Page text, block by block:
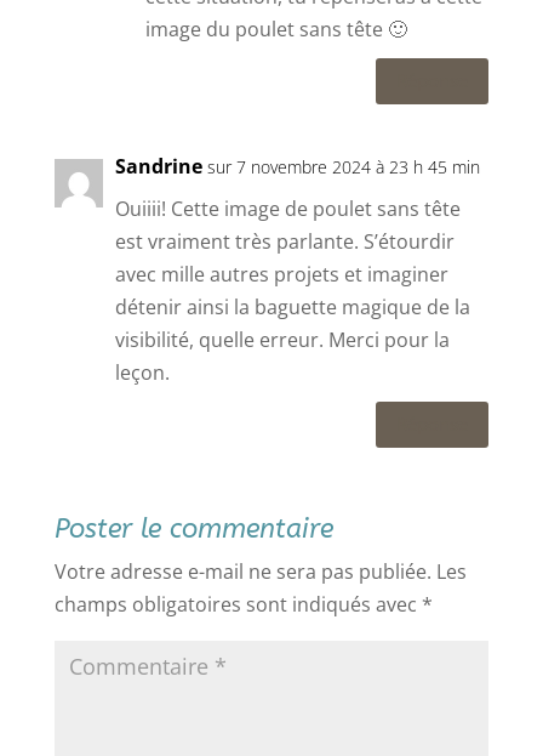
image du poulet sans tête 🙂
Sandrine sur 7 novembre 2024 à 23 h 45 min
Ouiiii! Cette image de poulet sans tête
est vraiment très parlante. S’étourdir
avec mille autres projets et imaginer
détenir ainsi la baguette magique de la
visibilité, quelle erreur. Merci pour la
leçon.
Poster le commentaire
Votre adresse e-mail ne sera pas publiée. Les
champs obligatoires sont indiqués avec *